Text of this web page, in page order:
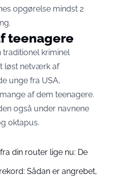
opgørelse mindst 2
teenagere
traditionel kriminel
løst netværk af
unge fra USA,
af dem teenagere.
også under navnene
0ktapus.
din router lige nu: De
Sådan er angrebet,